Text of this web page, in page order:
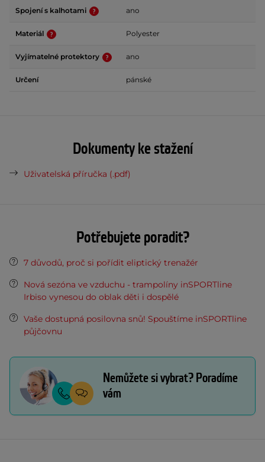
Spojení s kalhotami ano
Materiál Polyester
Vyjímatelné protektory ano
Určení pánské
Dokumenty ke stažení
Uživatelská příručka (.pdf)
Potřebujete poradit?
7 důvodů, proč si pořídit eliptický trenažér
Nová sezóna ve vzduchu - trampolíny inSPORTline
Irbiso vynesou do oblak děti i dospělé
Vaše dostupná posilovna snů! Spouštíme inSPORTline
půjčovnu
Nemůžete si vybrat? Poradíme
vám